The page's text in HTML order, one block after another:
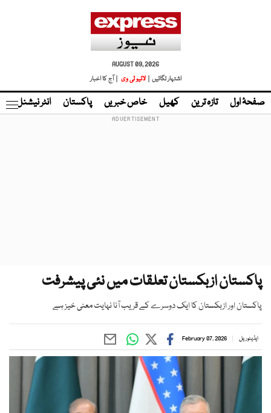
AUGUST 09, 2026
اشتہار لگائیں |
لائیو ٹی وی | آج کا اخبار
صفحۂ اول تازہ ترین کھیل خاص خبریں پاکستان انٹر نیشنل
پاکستان ازبکستان تعلقات میں نئی پیشرفت
پاکستان اور ازبکستان کا ایک دوسرے کے قریب آنا نہایت معنی خیز ہے
ایڈیٹوریل February 07, 2026